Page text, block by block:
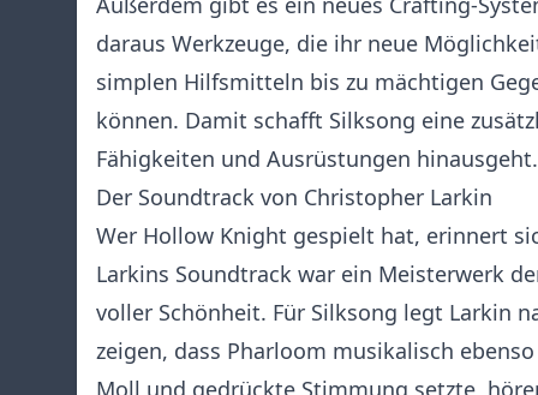
daraus Werkzeuge, die ihr neue
simplen Hilfsmitteln bis zu mächtigen
können. Damit schafft Silksong eine
Fähigkeiten und Ausrüstungen hinausgeht.
Der Soundtrack von Christopher Larkin
Wer Hollow Knight gespielt hat, erinnert
Larkins Soundtrack war ein Meisterwerk
voller Schönheit. Für Silksong legt Larkin
zeigen, dass Pharloom musikalisch